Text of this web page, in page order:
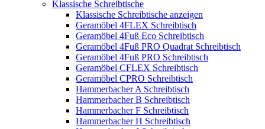
Klassische Schreibtische
Klassische Schreibtische anzeigen
Geramöbel 4FLEX Schreibtisch
Geramöbel 4Fuß Eco Schreibtisch
Geramöbel 4Fuß PRO Quadrat Schreibtisch
Geramöbel 4Fuß PRO Schreibtisch
Geramöbel CFLEX Schreibtisch
Geramöbel CPRO Schreibtisch
Hammerbacher A Schreibtisch
Hammerbacher B Schreibtisch
Hammerbacher F Schreibtisch
Hammerbacher H Schreibtisch